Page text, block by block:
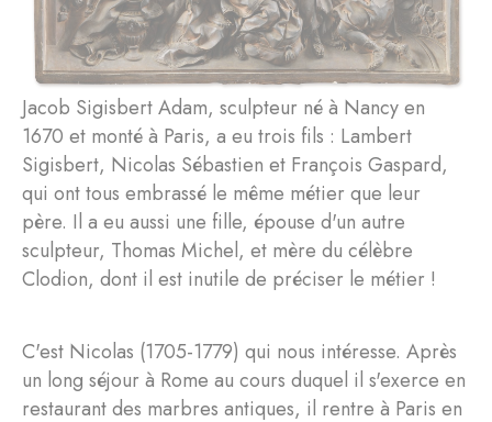
Jacob Sigisbert Adam, sculpteur né à Nancy en
1670 et monté à Paris, a eu trois fils : Lambert
Sigisbert, Nicolas Sébastien et François Gaspard,
qui ont tous embrassé le même métier que leur
père. Il a eu aussi une fille, épouse d'un autre
sculpteur, Thomas Michel, et mère du célèbre
Clodion, dont il est inutile de préciser le métier !
C'est Nicolas (1705-1779) qui nous intéresse. Après
un long séjour à Rome au cours duquel il s'exerce en
restaurant des marbres antiques, il rentre à Paris en